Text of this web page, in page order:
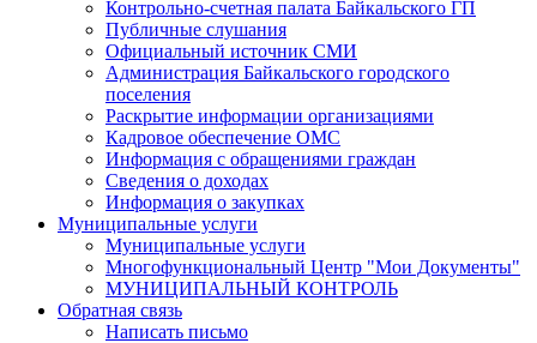
Контрольно-счетная палата Байкальского ГП
Публичные слушания
Официальный источник СМИ
Администрация Байкальского городского
поселения
Раскрытие информации организациями
Кадровое обеспечение ОМС
Информация с обращениями граждан
Сведения о доходах
Информация о закупках
Муниципальные услуги
Муниципальные услуги
Многофункциональный Центр "Мои Документы"
МУНИЦИПАЛЬНЫЙ КОНТРОЛЬ
Обратная связь
Написать письмо